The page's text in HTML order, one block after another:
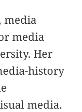
media
media
Her
history
media.